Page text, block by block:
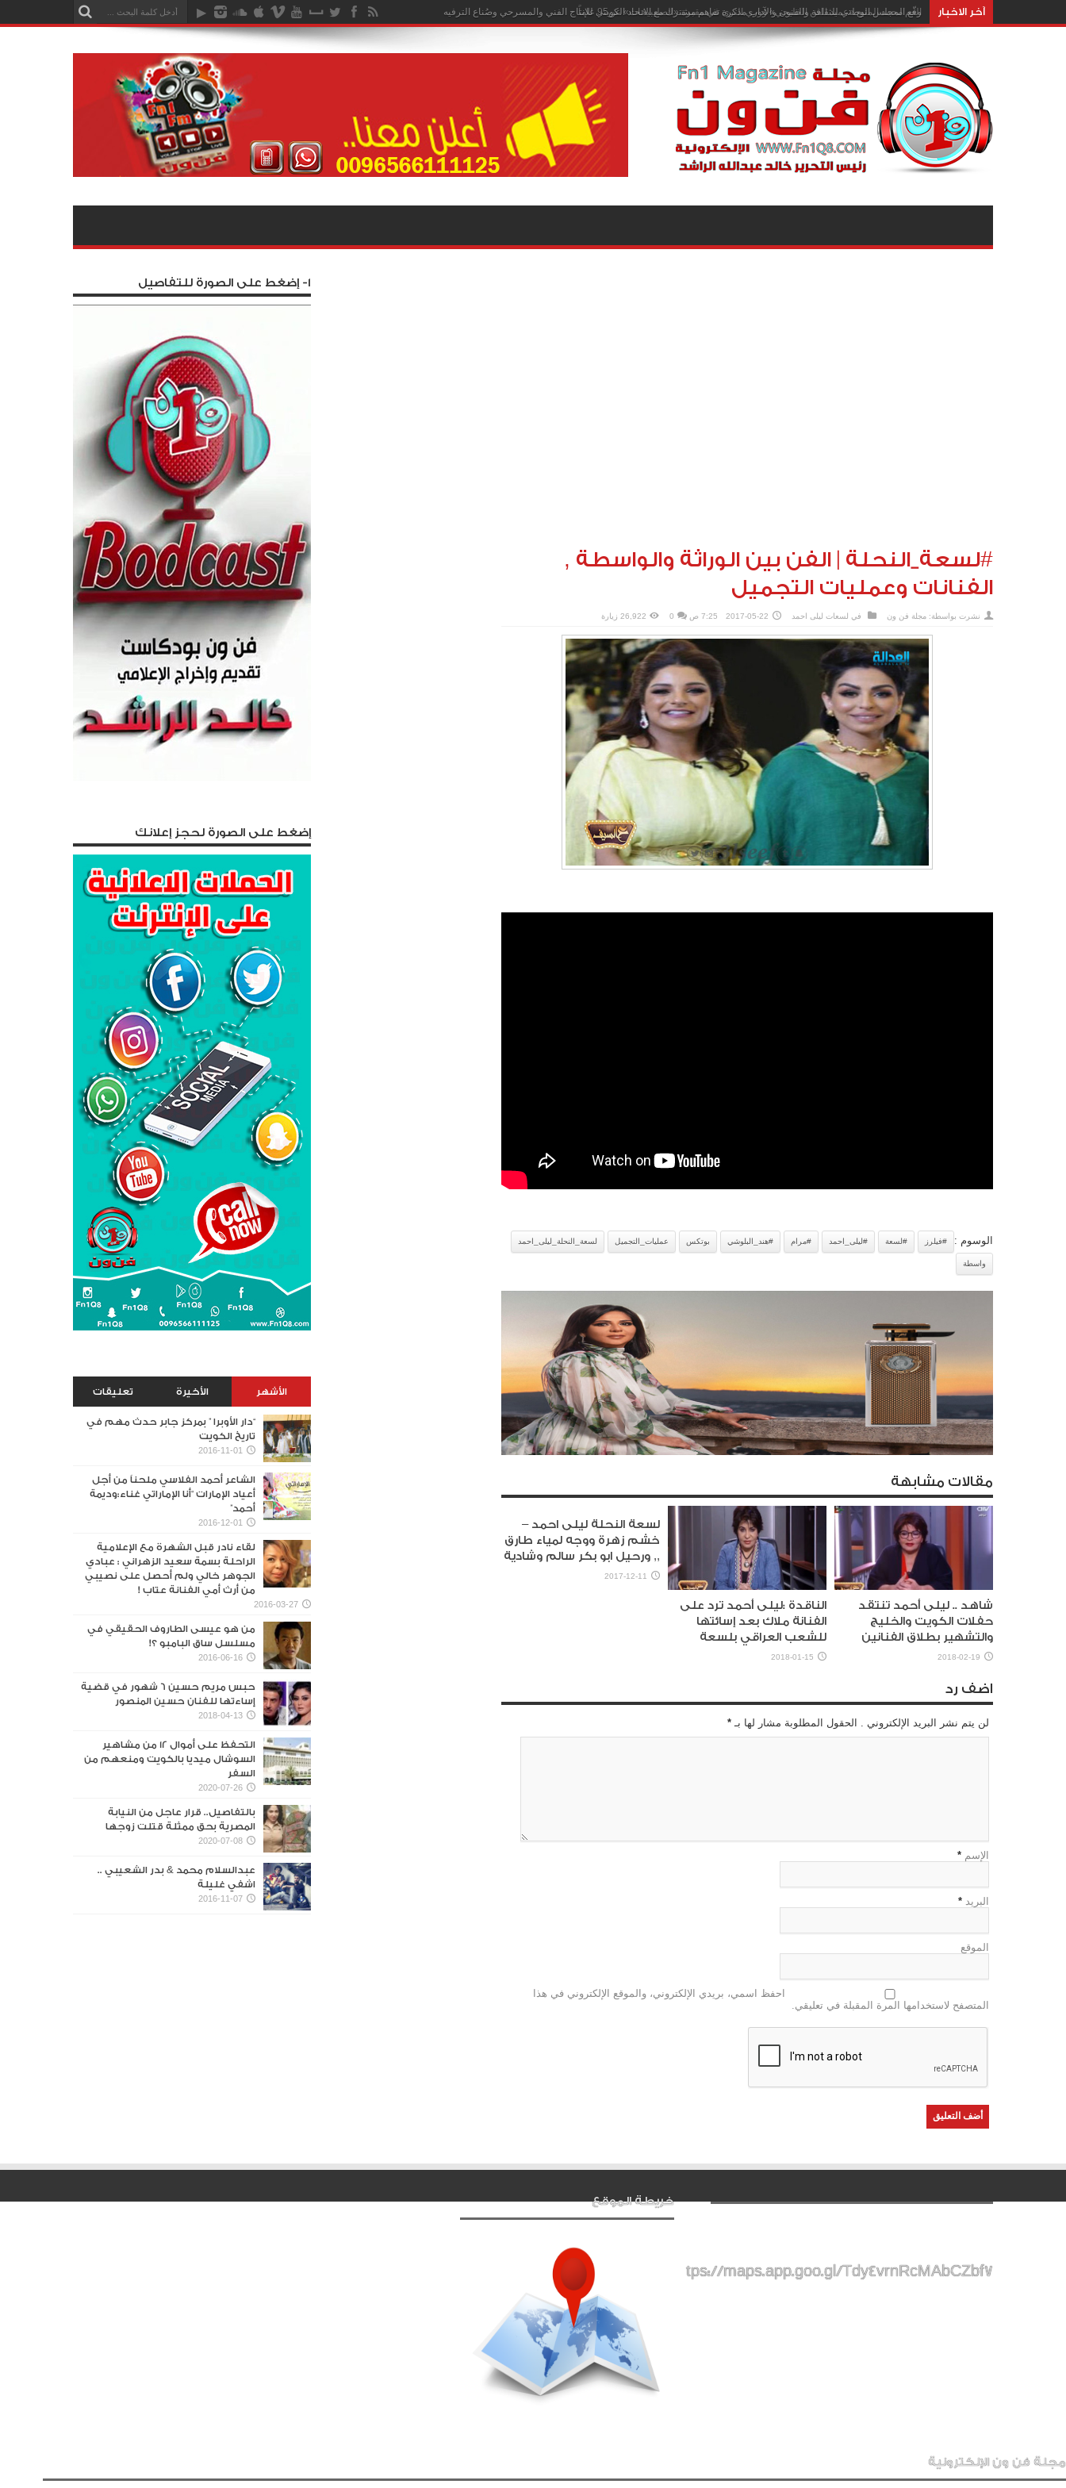
آخر الاخبار وقّع المجلس الوطني للثقافة والفنون والآداب مذكرة تفاهم مشترك مع الاتحاد الكويتي للإنتاج الفني والمسرحي وصُناع الترفيه
#لسعة_النحلة | الفن بين الوراثة والواسطة ,
الفنانات وعمليات التجميل
نشرت بواسطة: مجلة فن ون في لسعات ليلى احمد 2017-05-22 7:25 ص 0 26,922 زيارة
الوسوم : #فيلرز #لسعة #ليلى_احمد #مرام #هند_البلوشي بوتكس عمليات_التجميل لسعة_النحلة_ليلى_احمد
واسطة
مقالات مشابهة
شاهد .. ليلى أحمد تنتقد
حفلات الكويت والخليج
والتشهير بطلاق الفنانين
2018-02-19
الناقدة :ليلى أحمد ترد على
الفنانة ملاك بعد إسائتها
للشعب العراقي بلسعة
2018-01-15
لسعة النحلة ليلى احمد –
خشم زهرة ووجه لمياء طارق
,, ورحيل ابو بكر سالم وشادية
2017-12-11
اضف رد
لن يتم نشر البريد الإلكتروني . الحقول المطلوبة مشار لها بـ *
الإسم *
البريد *
الموقع
احفظ اسمي، بريدي الإلكتروني، والموقع الإلكتروني في هذا
المتصفح لاستخدامها المرة المقبلة في تعليقي.
1- إضغط على الصورة للتفاصيل
إضغط على الصورة لحجز إعلانك
الأشهر الأخيرة تعليقات
“دار الأوبرا ” بمركز جابر حدث مهم في
تاريخ الكويت
2016-11-01
الشاعر أحمد الفلاسي ملحناً من أجل
أعياد الإمارات “أنا الإماراتي غناء:وديمة
أحمد”
2016-12-01
لقاء نادر قبل الشهرة مع الإعلامية
الراحلة بسمة سعيد الزهراني : عبادي
الجوهر خالي ولم أحصل على نصيبي
من أرث أمي الفنانة عتاب !
2016-03-27
من هو عيسى الطاروف الحقيقي في
مسلسل ساق البامبو ؟!
2016-06-16
حبس مريم حسين 6 شهور في قضية
إساءتها للفنان حسين المنصور‎
2018-04-13
التحفظ على أموال 12 من مشاهير
السوشال ميديا بالكويت ومنعهم من
السفر
2020-07-26
بالتفاصيل.. قرار عاجل من النيابة
المصرية بحق ممثلة قتلت زوجها
2020-07-08
عبدالسلام محمد & بدر الشعيبي ..
اشفي غليلة
2016-11-07
tps://maps.app.goo.gl/Tdy4vrnRcMAbCZbf7
خريطة الموقع
مجلة فن ون الإلكترونية